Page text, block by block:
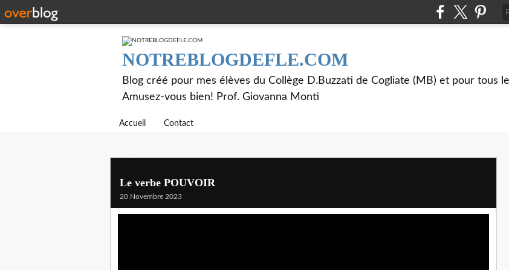
NOTREBLOGDEFLE.COM
Blog créé pour mes élèves du Collège D.Buzzati de Cogliate (MB) et pour tous
Amusez-vous bien! Prof. Giovanna Monti
Accueil Contact
Le verbe POUVOIR
20 Novembre 2023